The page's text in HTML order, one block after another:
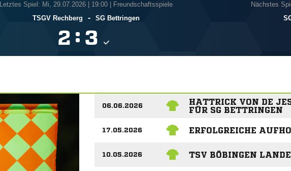
Letztes Spiel: Mi, 29.07.2026| 19:00 | Freundschaftsspiele
TSGV Rechberg
- SG Bettringen
 : 
Nächstes
06.06.2026
HATTRICK VON DE
FÜR SG BETTRINGEN
17.05.2026 ERFOLGREICHE
10.05.2026 TSV BÖBINGEN